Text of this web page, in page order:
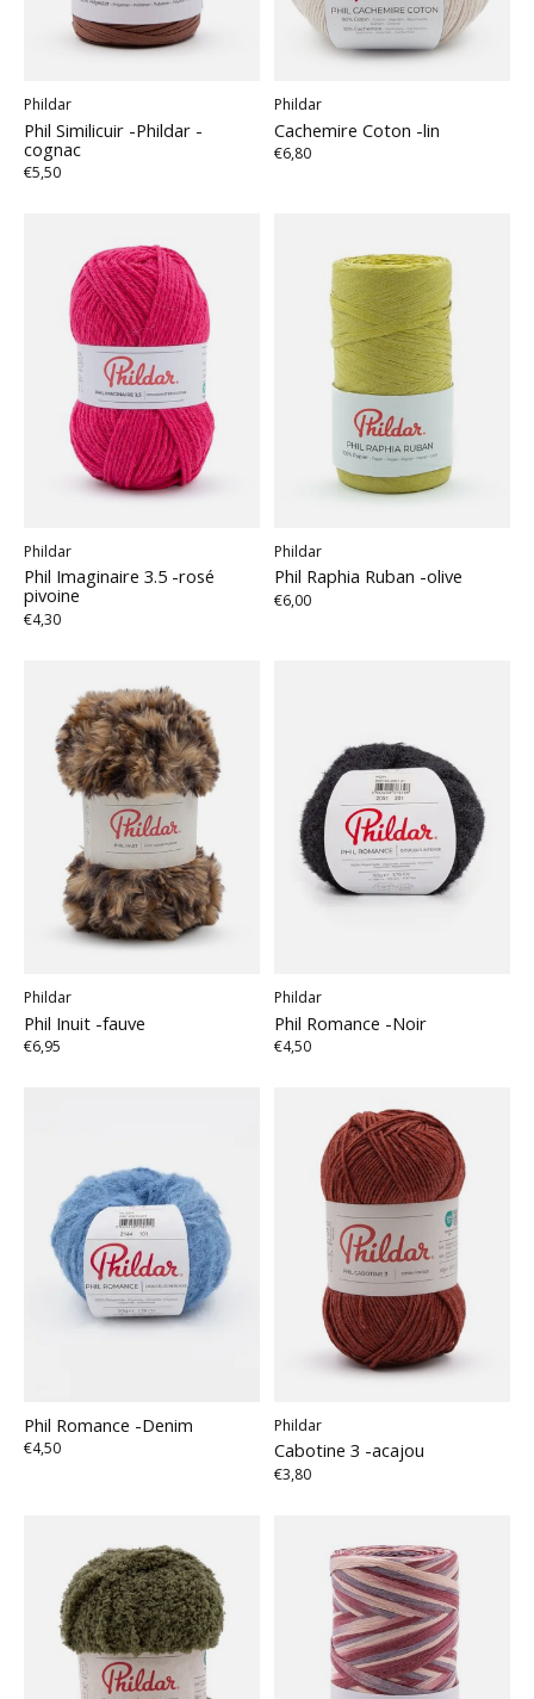
Phildar
Phil Similicuir -Phildar -
cognac
€5,50
Phildar
Cachemire Coton -lin
€6,80
Phildar
Phil Imaginaire 3.5 -rosé
pivoine
€4,30
Phildar
Phil Raphia Ruban -olive
€6,00
Phildar
Phil Inuit -fauve
€6,95
Phildar
Phil Romance -Noir
€4,50
Phil Romance -Denim
€4,50
Phildar
Cabotine 3 -acajou
€3,80